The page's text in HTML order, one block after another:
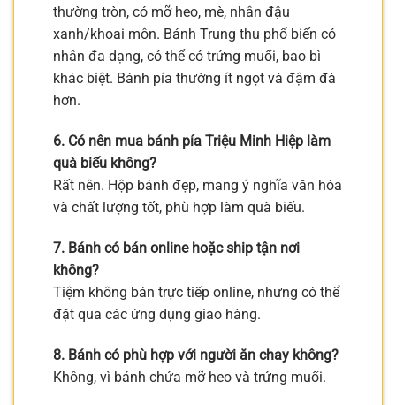
thường tròn, có mỡ heo, mè, nhân đậu
xanh/khoai môn. Bánh Trung thu phổ biến có
nhân đa dạng, có thể có trứng muối, bao bì
khác biệt. Bánh pía thường ít ngọt và đậm đà
hơn.
6. Có nên mua bánh pía Triệu Minh Hiệp làm
quà biếu không?
Rất nên. Hộp bánh đẹp, mang ý nghĩa văn hóa
và chất lượng tốt, phù hợp làm quà biếu.
7. Bánh có bán online hoặc ship tận nơi
không?
Tiệm không bán trực tiếp online, nhưng có thể
đặt qua các ứng dụng giao hàng.
8. Bánh có phù hợp với người ăn chay không?
Không, vì bánh chứa mỡ heo và trứng muối.